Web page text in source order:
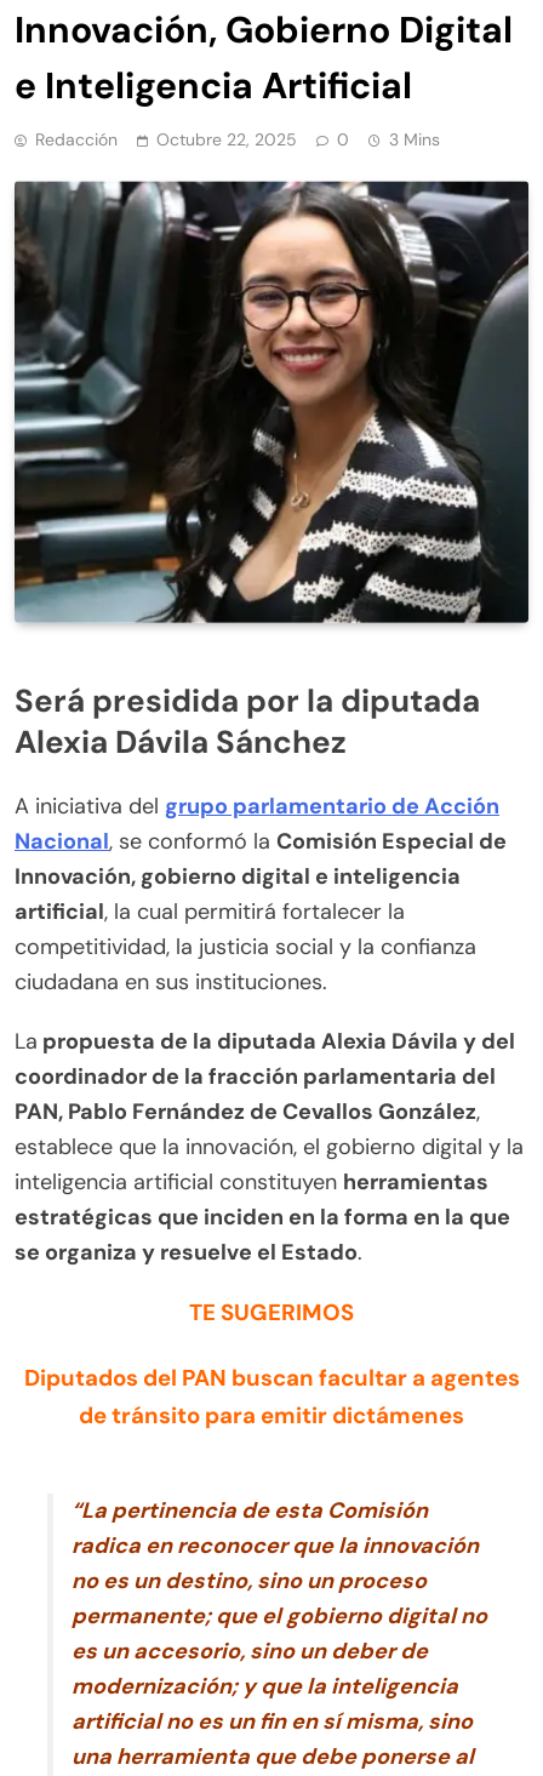
Innovación, Gobierno Digital
e Inteligencia Artificial
Redacción Octubre 22, 2025 0 3 Mins
Será presidida por la diputada
Alexia Dávila Sánchez
A iniciativa del grupo parlamentario de Acción
Nacional, se conformó la Comisión Especial de
Innovación, gobierno digital e inteligencia
artificial, la cual permitirá fortalecer la
competitividad, la justicia social y la confianza
ciudadana en sus instituciones.
La propuesta de la diputada Alexia Dávila y del
coordinador de la fracción parlamentaria del
PAN, Pablo Fernández de Cevallos González,
establece que la innovación, el gobierno digital y la
inteligencia artificial constituyen herramientas
estratégicas que inciden en la forma en la que
se organiza y resuelve el Estado.
TE SUGERIMOS
Diputados del PAN buscan facultar a agentes
de tránsito para emitir dictámenes
“La pertinencia de esta Comisión
radica en reconocer que la innovación
no es un destino, sino un proceso
permanente; que el gobierno digital no
es un accesorio, sino un deber de
modernización; y que la inteligencia
artificial no es un fin en sí misma, sino
una herramienta que debe ponerse al